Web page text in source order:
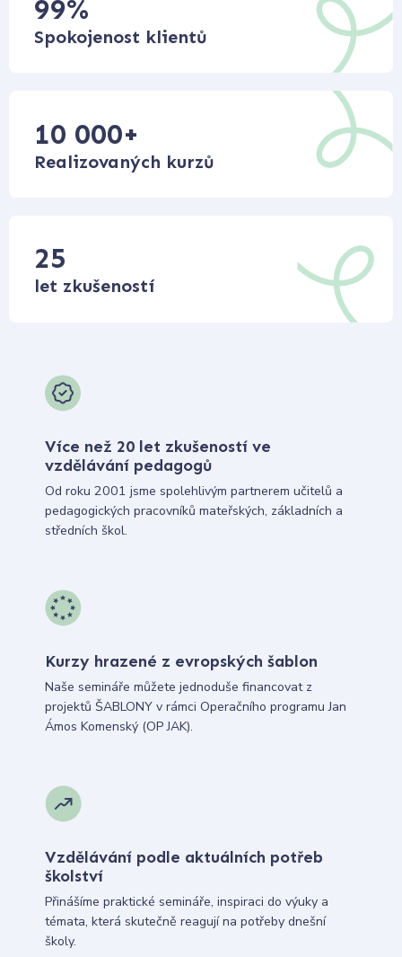
99%
Spokojenost klientů
10 000+
Realizovaných kurzů
25
let zkušeností
Více než 20 let zkušeností ve
vzdělávání pedagogů
Od roku 2001 jsme spolehlivým partnerem učitelů a
pedagogických pracovníků mateřských, základních a
středních škol.
Kurzy hrazené z evropských šablon
Naše semináře můžete jednoduše financovat z
projektů ŠABLONY v rámci Operačního programu Jan
Ámos Komenský (OP JAK).
Vzdělávání podle aktuálních potřeb
školství
Přinášíme praktické semináře, inspiraci do výuky a
témata, která skutečně reagují na potřeby dnešní
školy.